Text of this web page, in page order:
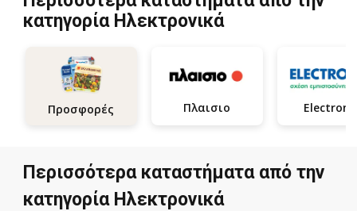
κατηγορία Hλεκτρονικά
Προσφορές Πλαισιο
Περισσότερα καταστήματα από την
κατηγορία Hλεκτρονικά